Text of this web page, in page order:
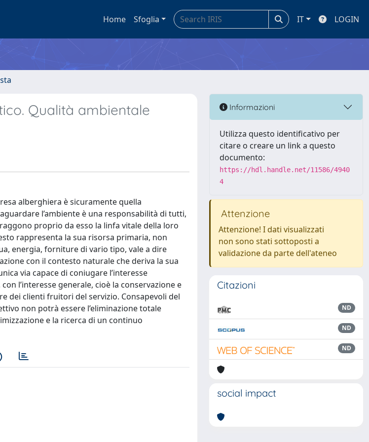
Home Sfoglia IT LOGIN
Qualità ambientale
alberghiera è sicuramente quella
l’ambiente è una responsabilità di tutti,
proprio da esso la linfa vitale della loro
rappresenta la sua risorsa primaria, non
energia, forniture di vario tipo, vale a dire
con il contesto naturale che deriva la sua
via capace di coniugare l’interesse
l’interesse generale, cioè la conservazione e
dei clienti fruitori del servizio. Consapevoli del
non potrà essere l’eliminazione totale
e la ricerca di un continuo
Informazioni
Utilizza questo identificativo per
citare o creare un link a questo
documento:
https://hdl.handle.net/11586/4940
4
Attenzione
Attenzione! I dati visualizzati
non sono stati sottoposti a
validazione da parte dell'ateneo
Citazioni
ND
ND
ND
social impact